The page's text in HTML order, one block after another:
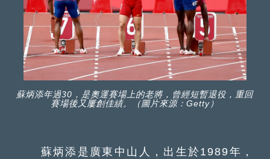
蘇炳添年過30，是奧運賽場上的老將，曾經短暫退役，重回
賽場後又屢創佳績。（圖片來源：Getty）
蘇炳添是廣東中山人，出生於1989年，